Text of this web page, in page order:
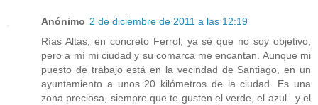
Anónimo 2 de diciembre de 2011 a las 12:19
Rías Altas, en concreto Ferrol; ya sé que no soy objetivo,
pero a mí mi ciudad y su comarca me encantan. Aunque mi
puesto de trabajo está en la vecindad de Santiago, en un
ayuntamiento a unos 20 kilómetros de la ciudad. Es una
zona preciosa, siempre que te gusten el verde, el azul...y el